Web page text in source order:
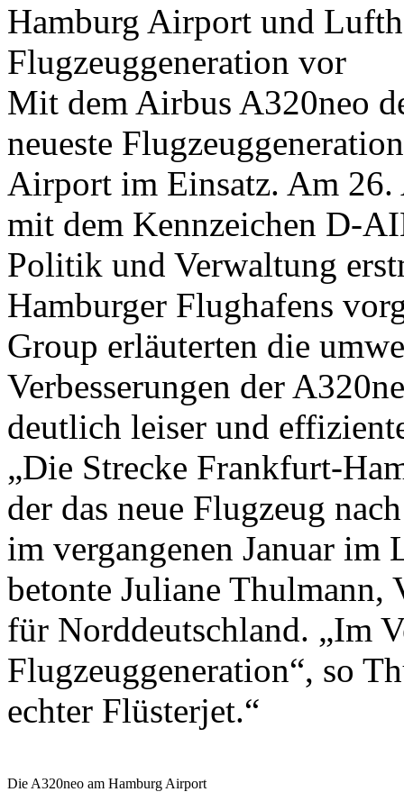
Hamburg Airport und
Flugzeuggeneration vor
Mit dem Airbus A320neo
neueste
Airport im Einsatz. Am
mit dem Kennzeichen D-
Politik und Verwaltung
Hamburger Flughafens
Group erläuterten die
Verbesserungen der
deutlich leiser und
„Die Strecke Frankfurt-
der das neue Flugzeug
im vergangenen Januar im
betonte Juliane Thulmann,
für Norddeutschland. „Im
Flugzeuggeneration“, so
echter Flüsterjet.“
Die A320neo am Hamburg Airport